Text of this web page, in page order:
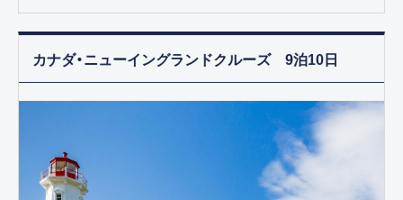
カナダ・ニューイングランドクルーズ 9泊10日